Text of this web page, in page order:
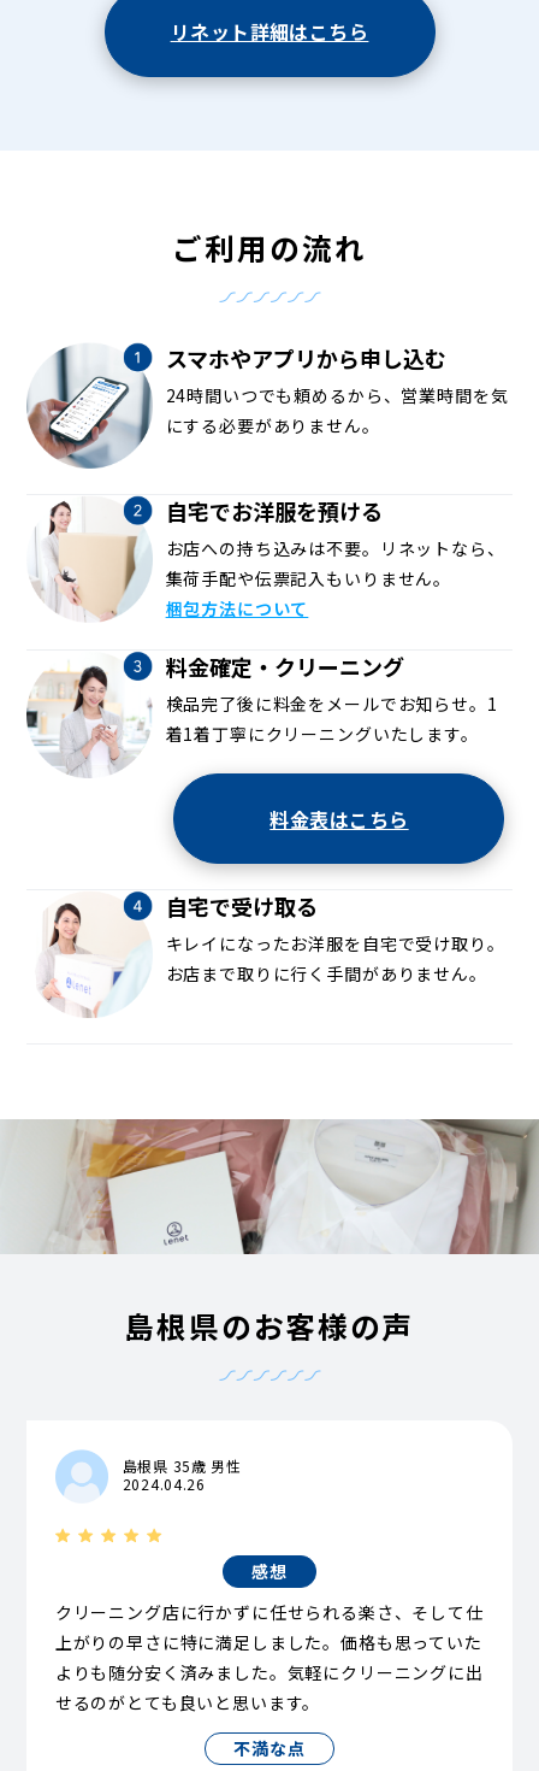
リネット詳細はこちら
ご利用の流れ
スマホやアプリから申し込む
24時間いつでも頼めるから、営業時間を気
にする必要がありません。
自宅でお洋服を預ける
お店への持ち込みは不要。リネットなら、
集荷手配や伝票記入もいりません。
梱包方法について
料金確定・クリーニング
検品完了後に料金をメールでお知らせ。1
着1着丁寧にクリーニングいたします。
料金表はこちら
自宅で受け取る
キレイになったお洋服を自宅で受け取り。
お店まで取りに行く手間がありません。
島根県のお客様の声
島根県 35歳 男性
2024.04.26
感想
クリーニング店に行かずに任せられる楽さ、そして仕
上がりの早さに特に満足しました。価格も思っていた
よりも随分安く済みました。気軽にクリーニングに出
せるのがとても良いと思います。
不満な点